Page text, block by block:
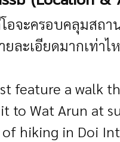
อจะครอบคลุมสถา
ยละเอียดมากเท่าไ
feature a walk
to Wat Arun at
hiking in Doi